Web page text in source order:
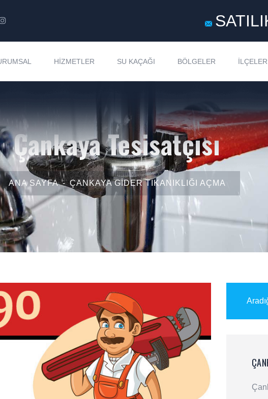
HIZMETLER SU KAÇAĞI BÖLGELER İLÇELER
Çankaya Tesisatçısı
ANA SAYFA ÇANKAYA GIDER TIKANIKLIĞI AÇMA